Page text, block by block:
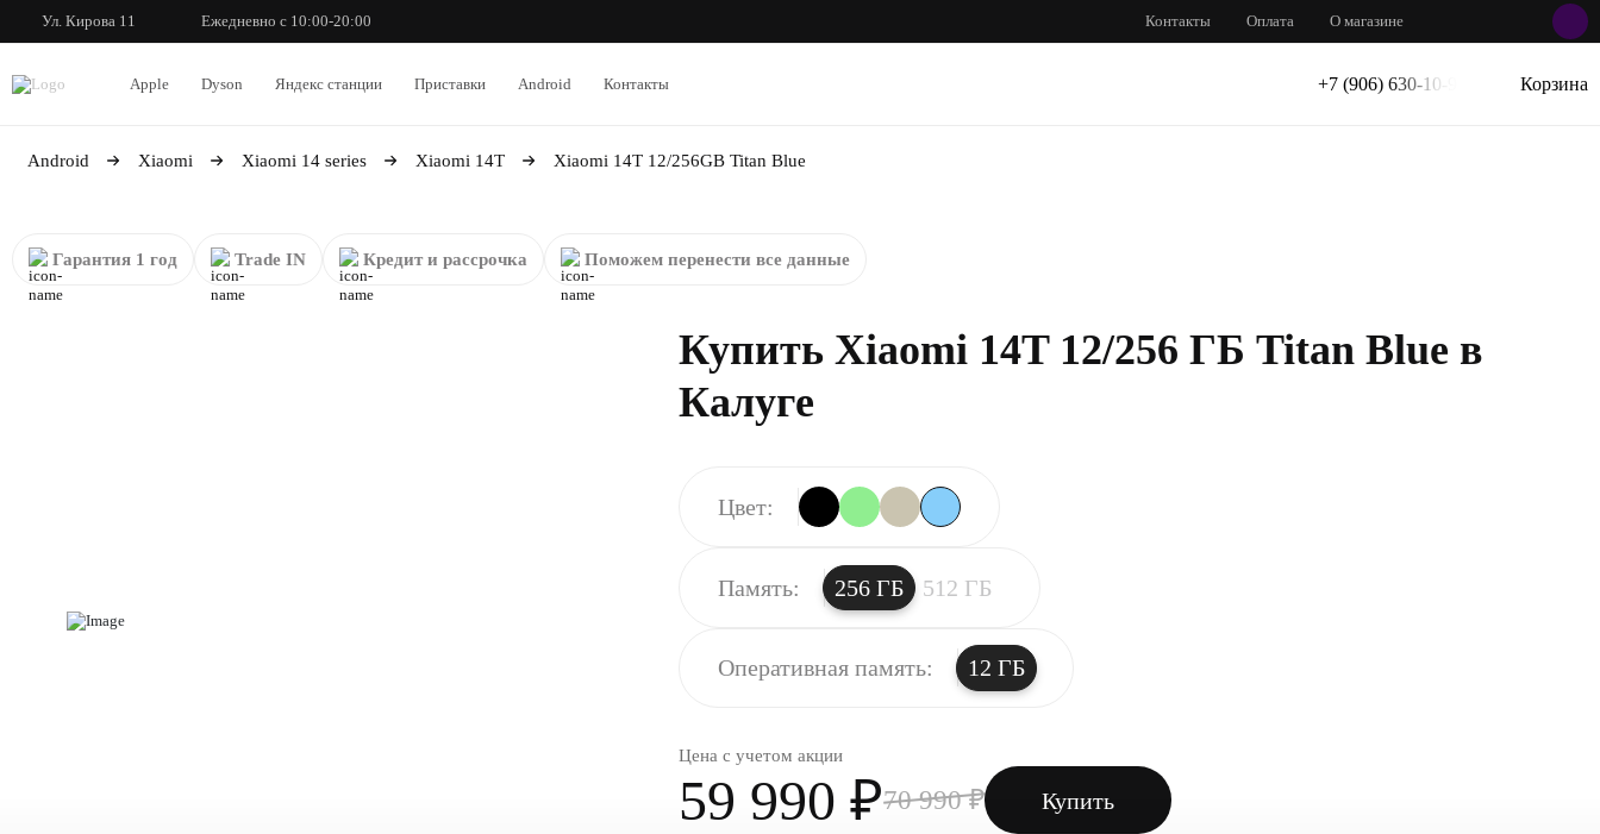
Ул. Кирова 11 Ежедневно с 10:00-20:00 Контакты Оплата О магазине
Apple Dyson Яндекс станции Приставки Android Контакты +7 (906) 630-10-91 Корзина
Android Xiaomi Xiaomi 14 series Xiaomi 14T Xiaomi 14T 12/256GB Titan Blue
Гарантия 1 год Trade IN Кредит и рассрочка Поможем перенести все данные
Купить Xiaomi 14T 12/256 ГБ Titan Blue в
Калуге
Цвет:
Память: 256 ГБ 512 ГБ
Оперативная память: 12 ГБ
Цена с учетом акции
59 990 ₽70 990 ₽ Купить